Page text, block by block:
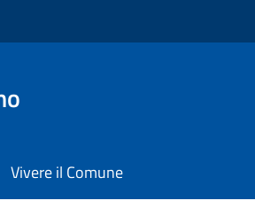
Vivere il Comune